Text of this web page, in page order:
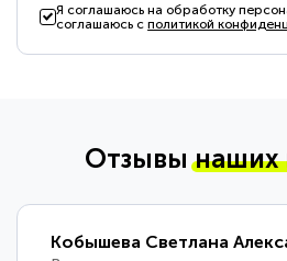
Я соглашаюсь на обработку
соглашаюсь сполитикой
Отзывынаших
Кобышева Светлана